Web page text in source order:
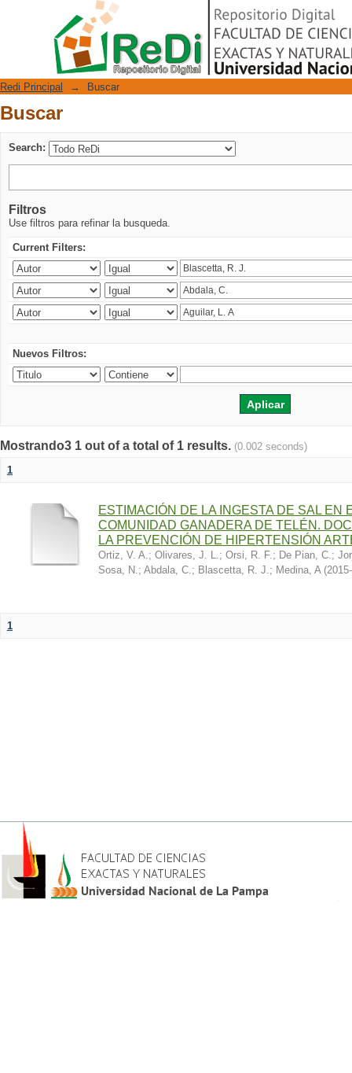
Repositorio Digital
Redi Principal → Buscar
Buscar
Search:
Filtros
Use filtros para refinar la busqueda.
Current Filters:
Nuevos Filtros:
Mostrando3 1 out of a total of 1 results. (0.002 seconds)
1
ESTIMACIÓN DE LA INGESTA DE SAL EN
COMUNIDAD GANADERA DE TELÉN.
LA PREVENCIÓN DE HIPERTENSIÓN
Ortiz, V. A.; Olivares, J. L.; Orsi, R. F.; De Pian, C.;
Sosa, N.; Abdala, C.; Blascetta, R. J.; Medina, A (
1